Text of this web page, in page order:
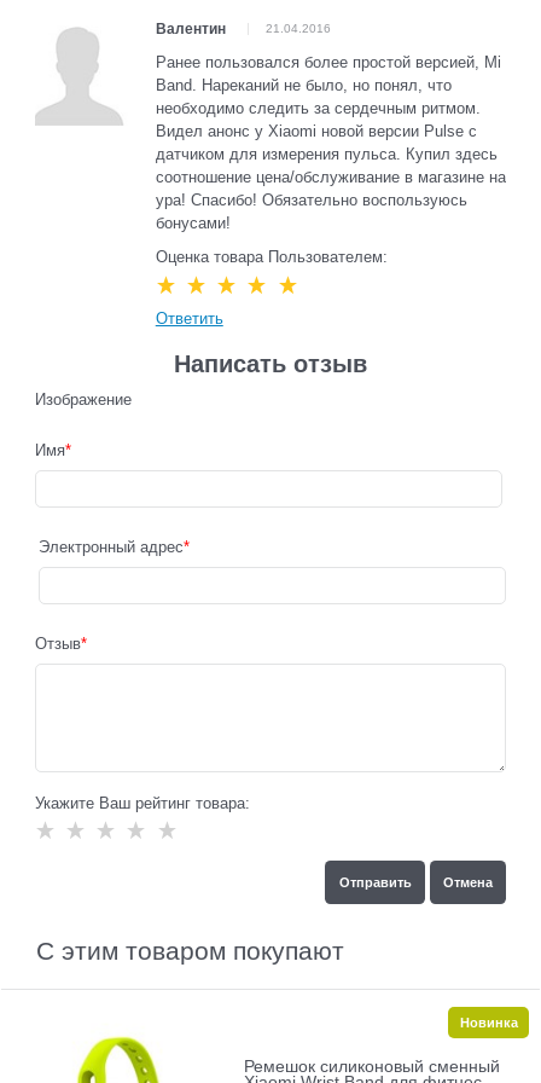
Валентин 21.04.2016
Ранее пользовался более простой версией, Mi
Band. Нареканий не было, но понял, что
необходимо следить за сердечным ритмом.
Видел анонс у Xiaomi новой версии Pulse с
датчиком для измерения пульса. Купил здесь
соотношение цена/обслуживание в магазине на
ура! Спасибо! Обязательно воспользуюсь
бонусами!
Оценка товара Пользователем:
Ответить
Написать отзыв
Изображение
Имя
Электронный адрес
Отзыв
Укажите Ваш рейтинг товара:
С этим товаром покупают
Ремешок силиконовый сменный
Новинка